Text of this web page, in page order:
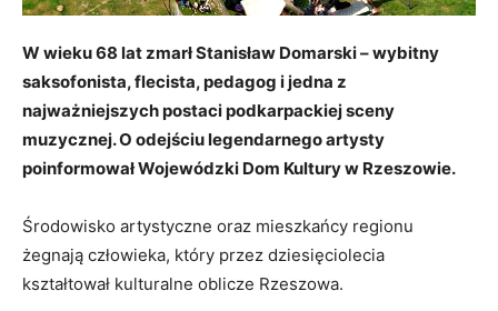
W wieku 68 lat zmarł Stanisław Domarski – wybitny
saksofonista, flecista, pedagog i jedna z
najważniejszych postaci podkarpackiej sceny
muzycznej. O odejściu legendarnego artysty
poinformował Wojewódzki Dom Kultury w Rzeszowie.
Środowisko artystyczne oraz mieszkańcy regionu
żegnają człowieka, który przez dziesięciolecia
kształtował kulturalne oblicze Rzeszowa.